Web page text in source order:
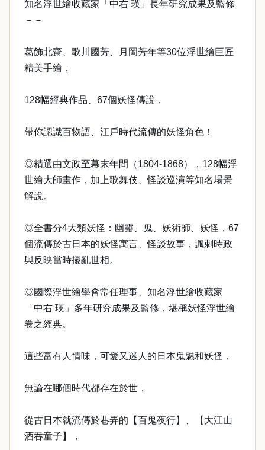
知名浮世繪收藏家「中右 瑛」長年研究成果及監修
－－
葛飾北齋、歌川國芳、月岡芳年等30位浮世繪巨匠
精美手繪，
128幅經典作品、67個妖怪傳說，
帶你認識百物語、江戶時代流傳的妖怪角色！
◎精選由文政至幕末年間（1804-1868），128幅浮
世繪大師畫作，加上歌舞伎、怪談巡演等知名場景
解說。
◎全書分4大類妖怪：幽靈、鬼、妖術師、妖怪，67
個流傳於古日本的妖怪寓言、怪談故事，諷刺時政
與反映當時擾亂世相。
◎國際浮世繪學會常任理事、知名浮世繪收藏家
「中右 瑛」多年研究成果及監修，堪稱妖怪浮世繪
卷之經典。
這些富有人情味，可愛又迷人的日本鬼魅和妖怪，
無論在哪個時代都存在於世，
從古日本就流傳於巷弄的【百鬼夜行】、【大江山
酒吞童子】，